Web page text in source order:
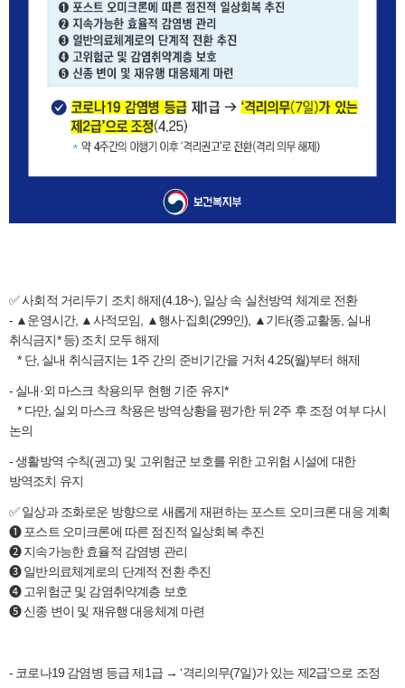
✅ 사회적 거리두기 조치 해제(4.18~), 일상 속 실천방역 체계로 전환
- ▲운영시간, ▲사적모임, ▲행사·집회(299인), ▲기타(종교활동, 실내
취식금지* 등) 조치 모두 해제
* 단, 실내 취식금지는 1주 간의 준비기간을 거처 4.25(월)부터 해제
- 실내·외 마스크 착용의무 현행 기준 유지*
* 다만, 실외 마스크 착용은 방역상황을 평가한 뒤 2주 후 조정 여부 다시
논의
- 생활방역 수칙(권고) 및 고위험군 보호를 위한 고위험 시설에 대한
방역조치 유지
✅ 일상과 조화로운 방향으로 새롭게 재편하는 포스트 오미크론 대응 계획
➊ 포스트 오미크론에 따른 점진적 일상회복 추진
➋ 지속가능한 효율적 감염병 관리
➌ 일반의료체계로의 단계적 전환 추진
➍ 고위험군 및 감염취약계층 보호
➎ 신종 변이 및 재유행 대응체계 마련
- 코로나19 감염병 등급 제1급 → ‘격리의무(7일)가 있는 제2급’으로 조정